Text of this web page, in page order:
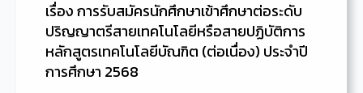
เรื่อง การรับสมัครนักศึกษาเข้าศึกษาต่อระดับ
ปริญญาตรีสายเทคโนโลยีหรือสายปฏิบัติการ
หลักสูตรเทคโนโลยีบัณฑิต (ต่อเนื่อง) ประจำปี
การศึกษา 2568